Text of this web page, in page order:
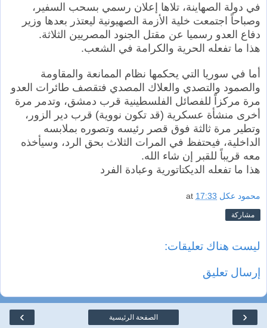
في دولة الصهاينة، تلاها إعلان رسمي بسحب السفير،
وصباحاً اجتمعت خلية الأزمة الصهيونية ليعتذر بعدها وزير
دفاع العدو رسميا عن مقتل الجنود المصريين الثلاثة.
هذا ما تفعله الحرية والكرامة في الشعب.
أما في سوريا التي يحكمها نظام الممانعة والمقاومة
والصمود والتصدي والعلاك المصدي فتقصف طائرات العدو
مرة مركزاً للفصائل الفلسطينية قرب دمشق، وتدمر مرة
أخرى منشأة عسكرية (قد تكون نووية) قرب دير الزور،
وتطير مرة ثالثة فوق قصر رئيسه وتصوره بملابسه
الداخلية، فيحتفظ في المرات الثلاث بحق الرد، وسيأخذه
معه قريباً للقبر إن شاء الله.
هذا ما تفعله الديكتاتورية وعبادة الفرد
محمود عكل at 17:33
مشاركة
ليست هناك تعليقات:
إرسال تعليق
‹
› الصفحة الرئيسية